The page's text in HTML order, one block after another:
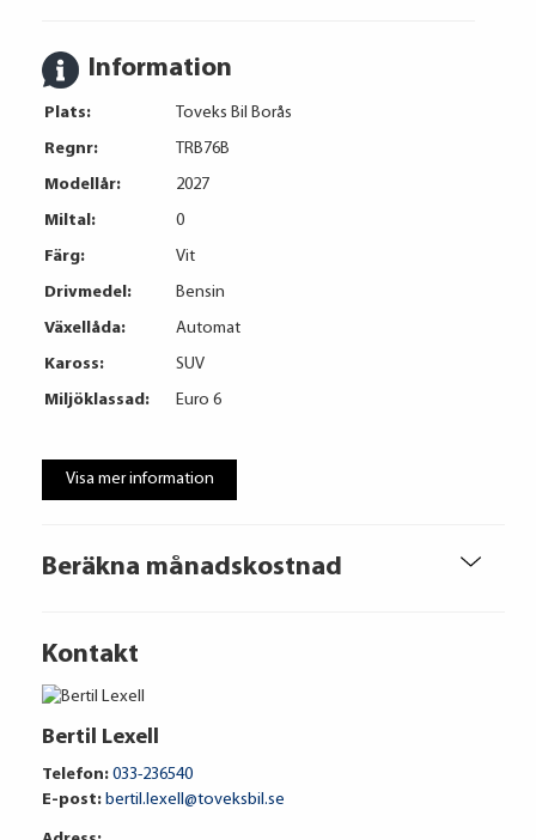
Beräkna månadskostnad
Information
Plats:
Toveks Bil Borås
Regnr:
TRB76B
Modellår:
2027
Miltal:
0
Färg:
Vit
Drivmedel:
Bensin
Växellåda:
Automat
Kaross:
SUV
Miljöklassad:
Euro 6
Visa mer information
Kontakt
Bertil Lexell
Telefon: 033-236540
E-post: bertil.lexell@toveksbil.se